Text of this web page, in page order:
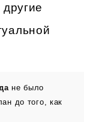
не было
до того, как